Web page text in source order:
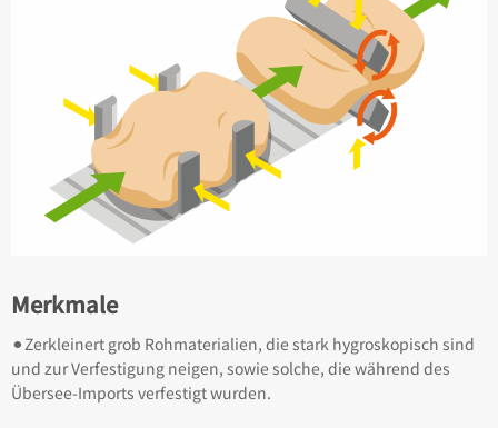
Merkmale
⚫︎Zerkleinert grob Rohmaterialien, die stark hygroskopisch sind
und zur Verfestigung neigen, sowie solche, die während des
Übersee-Imports verfestigt wurden.